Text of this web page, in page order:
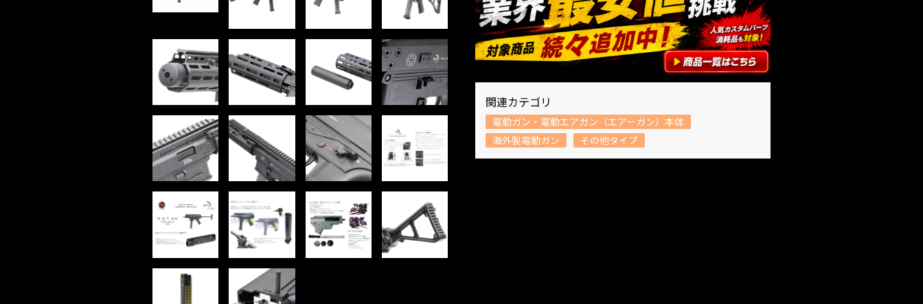
関連カテゴリ
電動ガン・電動エアガン（エアーガン）本体
海外製電動ガン
その他タイプ